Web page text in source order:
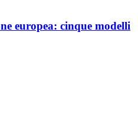
europea: cinque modelli